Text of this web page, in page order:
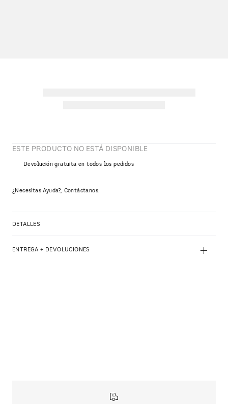
ESTE PRODUCTO NO ESTÁ DISPONIBLE
Devolución gratuita en todos los pedidos
¿Necesitas Ayuda?, Contáctanos.
DETALLES
ENTREGA + DEVOLUCIONES +